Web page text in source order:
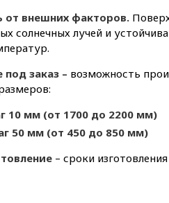
от внешних факторов.
солнечных лучей и
под заказ – возможность
10 мм (от 1700 до 2200 мм)
50 мм (от 450 до 850 мм)
– сроки